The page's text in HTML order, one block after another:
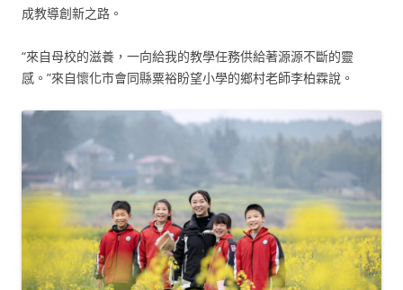
成教導創新之路。
“來自母校的滋養，一向給我的教學任務供給著源源不斷的靈
感。”來自懷化市會同縣粟裕盼望小學的鄉村老師李柏霖說。